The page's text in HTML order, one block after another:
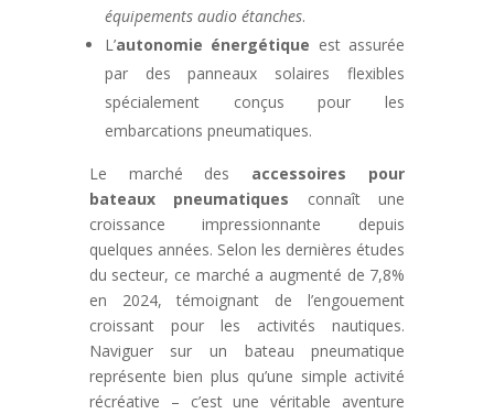
équipements audio étanches.
L’autonomie énergétique est assurée
par des panneaux solaires flexibles
spécialement conçus pour les
embarcations pneumatiques.
Le marché des accessoires pour
bateaux pneumatiques connaît une
croissance impressionnante depuis
quelques années. Selon les dernières études
du secteur, ce marché a augmenté de 7,8%
en 2024, témoignant de l’engouement
croissant pour les activités nautiques.
Naviguer sur un bateau pneumatique
représente bien plus qu’une simple activité
récréative – c’est une véritable aventure